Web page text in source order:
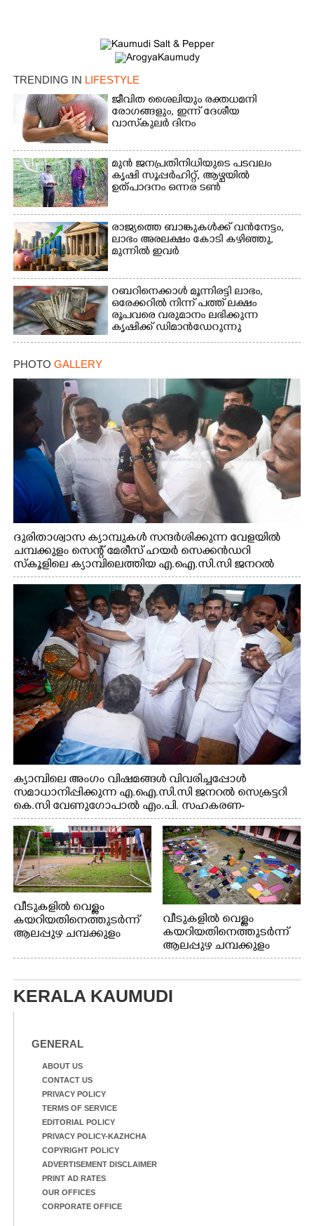
TRENDING IN LIFESTYLE
ജീവിത ശൈലിയും രക്തധമനി
രോഗങ്ങളും, ഇന്ന് ദേശീയ
വാസ്‌കുലര്‍ ദിനം
മുൻ ജനപ്രതിനിധിയുടെ പടവലം
കൃഷി സൂപ്പർഹിറ്റ്,​ ആഴ്ചയിൽ
ഉത്പാദനം ഒന്നര ടൺ
രാജ്യത്തെ ബാങ്കുകൾക്ക് വൻനേട്ടം,​
ലാഭം അരലക്ഷം കോടി കഴിഞ്ഞു,​
മുന്നിൽ ഇവർ
റബറിനെക്കാൾ മൂന്നിരട്ടി ലാഭം,​
ഒരേക്കറിൽ നിന്ന് പത്ത് ലക്ഷം
രൂപവരെ വരുമാനം ലഭിക്കുന്ന
കൃഷിക്ക് ഡിമാൻഡേറുന്നു
PHOTO GALLERY
ദുരിതാശ്വാസ ക്യാമ്പുകൾ സന്ദർശിക്കുന്ന വേളയിൽ
ചമ്പക്കുളം സെന്റ് മേരീസ് ഹയർ സെക്കൻഡറി
സ്കൂളിലെ ക്യാമ്പിലെത്തിയ എ.ഐ.സി.സി ജനറൽ
സെക്രട്ടറി കെ.സി വേണുഗോപാൽ എം.പി കുരുന്നിനെ
എടുത്ത് ലാളിച്ചപ്പോൾ. സഹകരണ-എക്സൈസ്
വകുപ്പ് മന്ത്രി എം. ലിജു, കൃഷിവകുപ്പ് മന്ത്രി ടി. സിദ്ദിഖ്,
റെജി ചെറിയാൻ എം. എൽ. എ എന്നിവർ സമീപം
ക്യാമ്പിലെ അംഗം വിഷമങ്ങൾ വിവരിച്ചപ്പോൾ
സമാധാനിപ്പിക്കുന്ന എ.ഐ.സി.സി ജനറൽ സെക്രട്ടറി
കെ.സി വേണുഗോപാൽ എം.പി. സഹകരണ-
എക്സൈസ് വകുപ്പ് മന്ത്രി എം. ലിജു, എന്നിവർ
വീടുകളിൽ വെള്ളം
കയറിയതിനെത്തുടർന്ന്
ആലപ്പുഴ ചമ്പക്കുളം
പോരൂക്കര സെൻട്രൽ
ക്യാമ്പിലെത്തിയവർ
വസ്ത്രങ്ങൾ
ഉണക്കാനിട്ടിരിക്കുന്ന
ഫുട്ബോൾ കളികളിൽ
കുട്ടികൾ
വീടുകളിൽ വെള്ളം
കയറിയതിനെത്തുടർന്ന്
ആലപ്പുഴ ചമ്പക്കുളം
ഫാദർ തോമസ്
ക്യാമ്പിലെത്തിയവർ മഴ
KERALA KAUMUDI
GENERAL
ABOUT US
CONTACT US
PRIVACY POLICY
TERMS OF SERVICE
EDITORIAL POLICY
PRIVACY POLICY-KAZHCHA
COPYRIGHT POLICY
ADVERTISEMENT DISCLAIMER
PRINT AD RATES
OUR OFFICES
CORPORATE OFFICE